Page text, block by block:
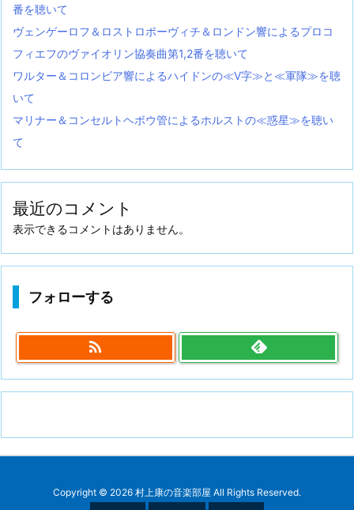
番を聴いて
ヴェンゲーロフ＆ロストロポーヴィチ＆ロンドン響によるプロコ
フィエフのヴァイオリン協奏曲第1,2番を聴いて
ワルター＆コロンビア響によるハイドンの≪V字≫と≪軍隊≫を聴
いて
マリナー＆コンセルトヘボウ管によるホルストの≪惑星≫を聴い
て
最近のコメント
表示できるコメントはありません。
フォローする

Copyright © 2026 村上康の音楽部屋 All Rights Reserved.